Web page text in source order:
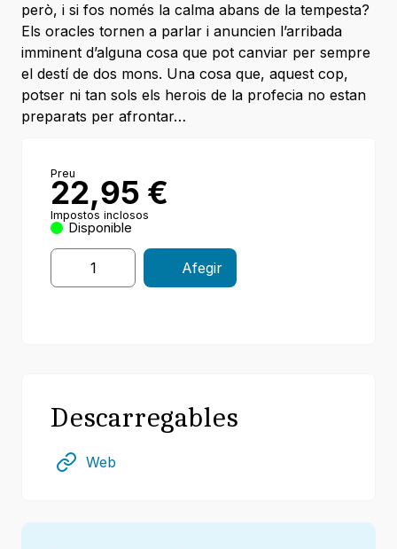
però, i si fos només la calma abans de la tempesta?
Els oracles tornen a parlar i anuncien l’arribada
imminent d’alguna cosa que pot canviar per sempre
el destí de dos mons. Una cosa que, aquest cop,
potser ni tan sols els herois de la profecia no estan
preparats per afrontar…
Preu
22,95 €
Impostos inclosos
Disponible
Afegir
Descarregables
Web